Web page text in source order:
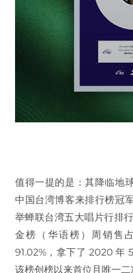
值得一提的是：其降临地
中国台湾博客来排行榜冠
举蝉联台湾五大唱片行排
金榜（华语榜）周销售
91.02%，拿下了 2020 年
该榜创榜以来首位且唯一二